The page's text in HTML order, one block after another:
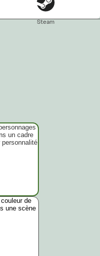
Steam
dans votre région.